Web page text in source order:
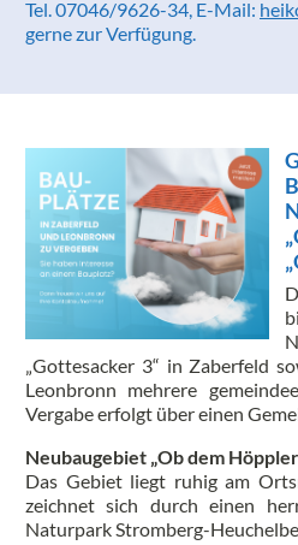
Tel. 07046/9626-34, E-Mail:
gerne zur Verfügung.
„Gottesacker 3“ in Zaberfeld
Leonbronn mehrere
Vergabe erfolgt über einen
Neubaugebiet „Ob dem
Das Gebiet liegt ruhig am
zeichnet sich durch einen
Naturpark Stromberg-